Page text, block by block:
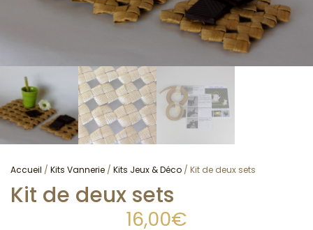
Accueil / Kits Vannerie / Kits Jeux & Déco / Kit de deux sets
Kit de deux sets
16,00€